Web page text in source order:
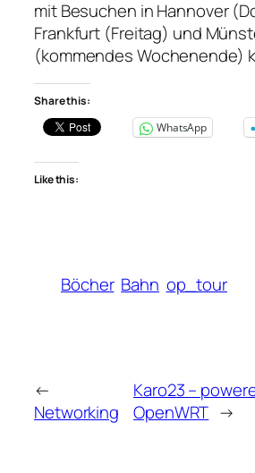
mit Besuchen in Hannover
Frankfurt (Freitag) und
(kommendes Wochenende)
Share this:
WhatsApp
Like this:
Böcher Bahn op_tour
←
Networking
Karo23 –
OpenWRT →